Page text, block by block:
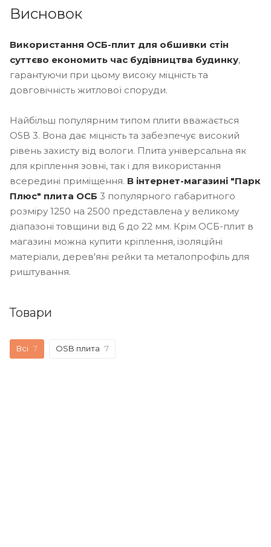
Висновок
Використання ОСБ-плит для обшивки стін
суттєво економить час будівництва будинку,
гарантуючи при цьому високу міцність та
довговічність житлової споруди.
Найбільш популярним типом плити вважається
OSB 3. Вона дає міцність та забезпечує високий
рівень захисту від вологи. Плита універсальна як
для кріплення зовні, так і для використання
всередині приміщення. В інтернет-магазині "Парк
Плюс" плита ОСБ 3 популярного габаритного
розміру 1250 на 2500 представлена ​​у великому
діапазоні товщини від 6 до 22 мм. Крім ОСБ-плит в
магазині можна купити кріплення, ізоляційні
матеріали, дерев'яні рейки та металопрофіль для
риштування.
Товари
Всі 7 OSB плита 7